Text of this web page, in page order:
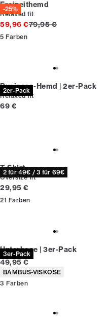
-25%
Freizeithemd
Relaxed fit
59,96 €Ursprünglicher Preis
79,95 €
5 Farben
2er-Pack
Business-Hemd | 2er-Pack
Relaxed fit
Preis
69 €
2 für 49€ / 3 für 69€
T-Shirt
Oversize fit
Preis
29,95 €
21 Farben
3er-Pack
Unterhose | 3er-Pack
Preis
49,95 €
Produkteigenschaften
BAMBUS-VISKOSE
3 Farben